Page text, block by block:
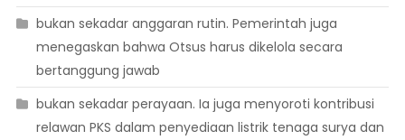
bukan sekadar anggaran rutin. Pemerintah juga
menegaskan bahwa Otsus harus dikelola secara
bertanggung jawab
bukan sekadar perayaan. Ia juga menyoroti kontribusi
relawan PKS dalam penyediaan listrik tenaga surya dan